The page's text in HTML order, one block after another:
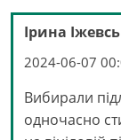
Ірина
2024-06-07
Вибирали
одночасно